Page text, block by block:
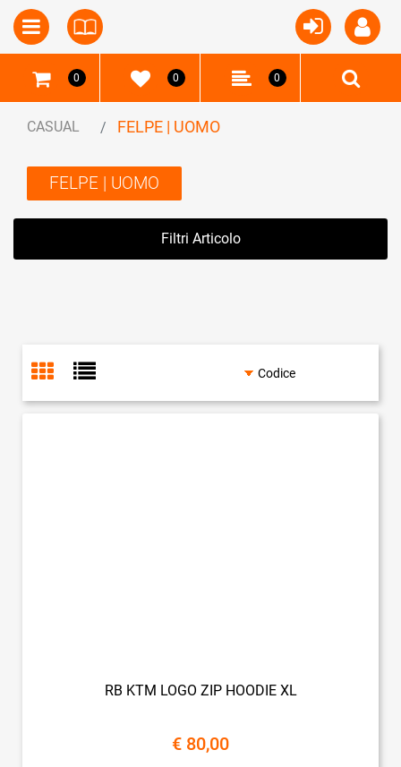
Open Open menu
0 0 0
CASUAL FELPE | UOMO
FELPE | UOMO
Filtri Articolo
RB KTM LOGO ZIP HOODIE XL
€ 80,00